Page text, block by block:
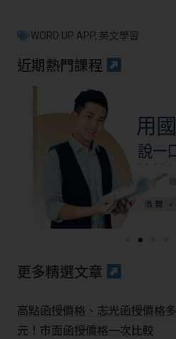
WORD UP APP, 英文學習
近期熱門課程
更多精選文章
高點函授價格、志光函授價格
元！市面函授價格一次比較